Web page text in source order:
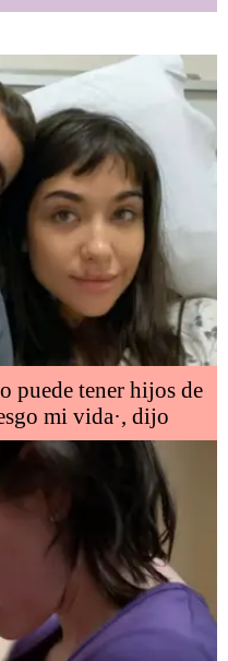
puede tener hijos de
mi vida·, dijo